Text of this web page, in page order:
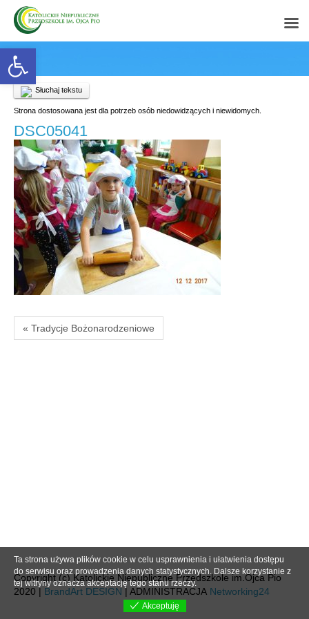
Open toolbar
Słuchaj tekstu
Strona dostosowana jest dla potrzeb osób niedowidzących i niewidomych.
DSC05041
« Tradycje Bożonarodzeniowe
Copyright (c) Katolickie Niepubliczne Przedszkole im.Ojca Pio
2020 | BrandArt DESIGN | ADMINISTRACJA Networking24
Ta strona używa plików cookie w celu usprawnienia i ułatwienia dostępu
do serwisu oraz prowadzenia danych statystycznych. Dalsze korzystanie z
tej witryny oznacza akceptację tego stanu rzeczy.
Akceptuję